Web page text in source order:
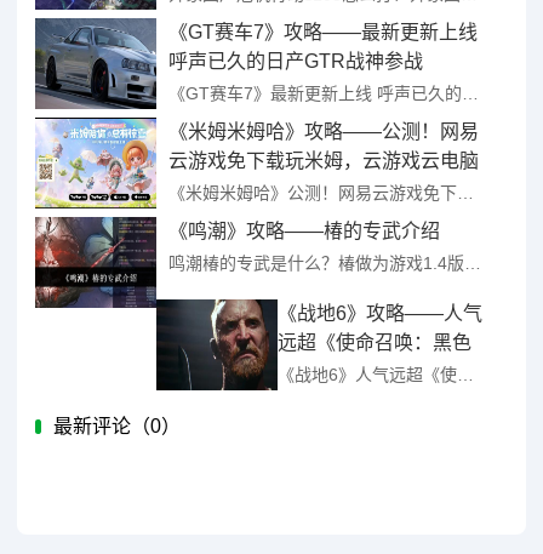
《GT赛车7》攻略——最新更新上线
呼声已久的日产GTR战神参战
《米姆米姆哈》攻略——公测！网易
云游戏免下载玩米姆，云游戏云电脑
云手机玩米姆移动端米姆手游攻略
《鸣潮》攻略——椿的专武介绍
《战地6》攻略——人气
远超《使命召唤：黑色
行动7》攻略——！期待
最新评论（0）